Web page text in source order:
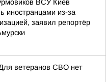
ВСУ Киев
иностранцами из-за
заявил репортёр
ветеранов СВО нет